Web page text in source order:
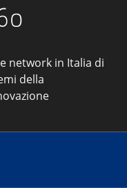
network in Italia di
della